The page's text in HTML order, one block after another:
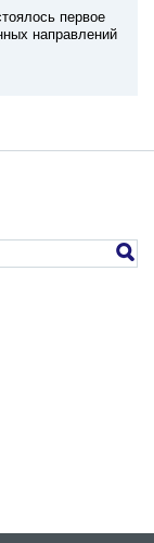
первое
направлений